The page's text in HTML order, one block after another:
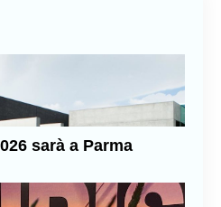
sarà a Parma